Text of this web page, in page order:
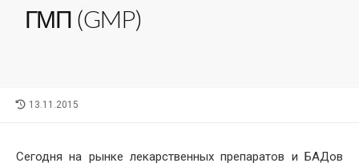
ГМП (GMP)
LAST
13.11.2015
Сегодня на рынке лекарственных препаратов и БАДов